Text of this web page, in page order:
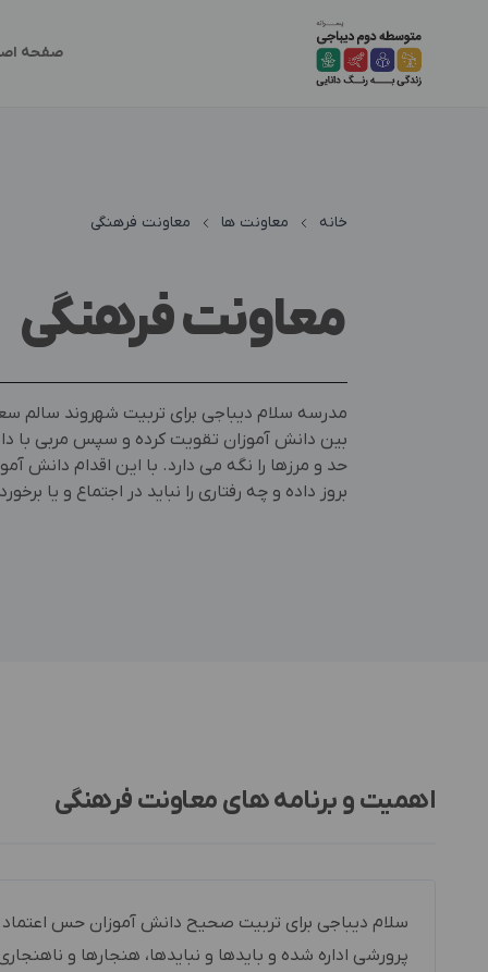
صفحه
خانه معاونت ها معاونت فرهنگی
معاونت فرهنگی
مدرسه سلام دیباجی برای تربیت شهروند سالم
بین دانش آموزان تقویت کرده و سپس مربی با
حد و مرزها را نگه می دارد. با این اقدام دانش
بروز داده و چه رفتاری را نباید در اجتماع و یا
اهمیت و برنامه های معاونت فرهنگی
سلام دیباجی برای تربیت صحیح دانش آموزان حس
پرورشی اداره شده و بایدها و نبایدها، هنجارها و